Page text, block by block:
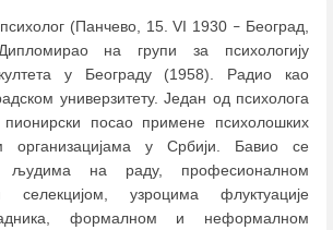
(Панчево, 15. VI 1930 – Београд,
на групи за психологију
у Београду (1958). Радио као
универзитету. Један од психолога
пионирски посао примене психолошких
у Србији. Бавио се
људима на раду, професионалном
селекцијом, узроцима флуктуације
формалном и неформалном